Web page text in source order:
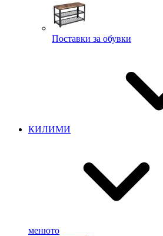
Поставки за обувки
КИЛИМИ
менюто